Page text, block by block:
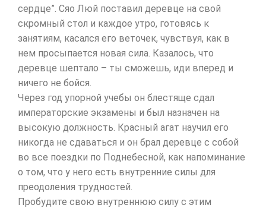
сердце”. Сяо Люй поставил деревце на свой
скромный стол и каждое утро, готовясь к
занятиям, касался его веточек, чувствуя, как в
нем просыпается новая сила. Казалось, что
деревце шептало – ты сможешь, иди вперед и
ничего не бойся.
Через год упорной учебы он блестяще сдал
императорские экзамены и был назначен на
высокую должность. Красный агат научил его
никогда не сдаваться и он брал деревце с собой
во все поездки по Поднебесной, как напоминание
о том, что у него есть внутренние силы для
преодоления трудностей.
Пробудите свою внутреннюю силу с этим